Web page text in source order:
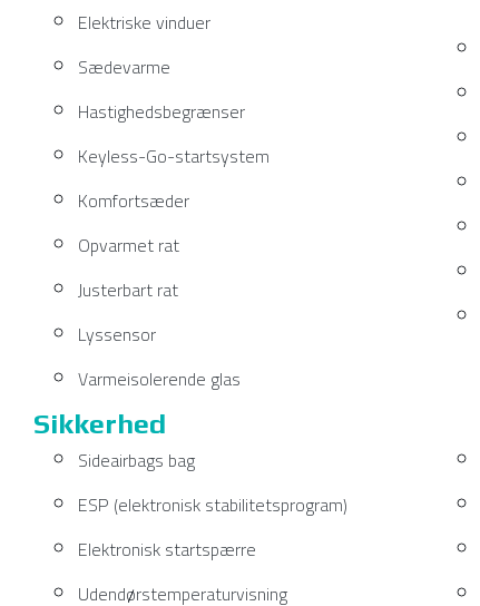
Elektriske vinduer
Sædevarme
Hastighedsbegrænser
Keyless-Go-startsystem
Komfortsæder
Opvarmet rat
Justerbart rat
Lyssensor
Varmeisolerende glas
Sikkerhed
Sideairbags bag
ESP (elektronisk stabilitetsprogram)
Elektronisk startspærre
Udendørstemperaturvisning